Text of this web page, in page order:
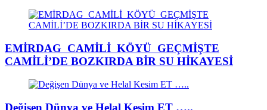
EMİRDAG CAMİLİ KÖYÜ GEÇMİŞTE
CAMİLİ’DE BOZKIRDA BİR SU HİKAYESİ
Değişen Dünya ve Helal Kesim ET …..